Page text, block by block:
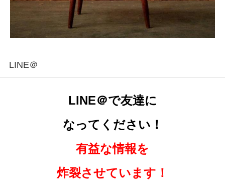
LINE＠
LINE＠で友達に
なってください！
有益な情報を
炸裂させています！